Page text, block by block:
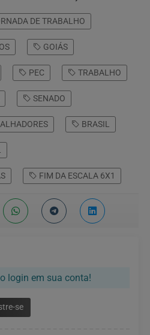
DE TRABALHO
GOIÁS
PEC TRABALHO
SENADO
BRASIL
FIM DA ESCALA 6X1
login em sua conta!
se